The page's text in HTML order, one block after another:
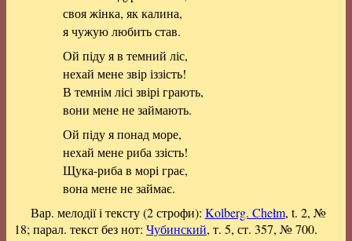
своя жінка, як калина,
я чужую любить став.
Ой піду я в темний ліс,
нехай мене звір іззість!
В темнім лісі звірі грають,
вони мене не займають.
Ой піду я понад море,
нехай мене риба ззість!
Щука-риба в морі грає,
вона мене не займає.
Вар. мелодії і тексту (2 строфи): Kolberg. Chełm, t. 2, №
18; парал. текст без нот: Чубинский, т. 5, ст. 357, № 700.